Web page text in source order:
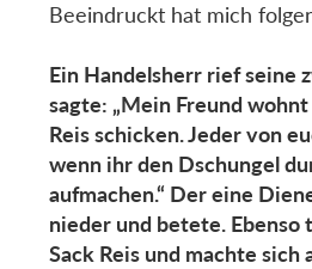
Beeindruckt hat mich
Ein Handelsherr rief seine
sagte: „Mein Freund
Reis schicken. Jeder von
wenn ihr den Dschungel
aufmachen.“ Der eine
nieder und betete. Ebenso
Sack Reis und machte